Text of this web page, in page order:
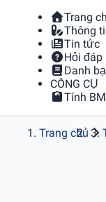
Trang
Thông
Tin tức
Hỏi đáp
Danh bạ
CÔNG CỤ
Tính
Trang chủ